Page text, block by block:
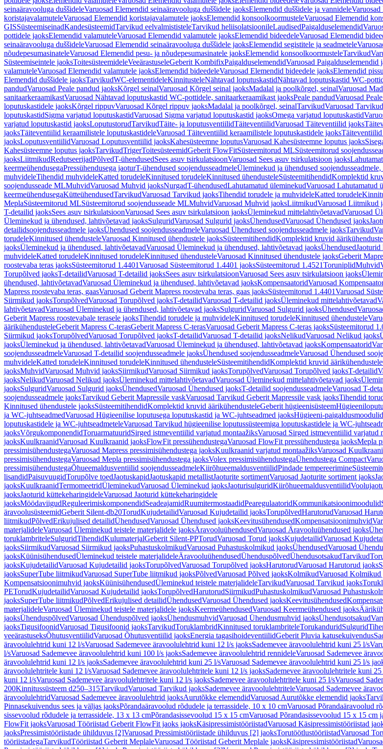
seinaäravooluga duššideleVaruosad Elemendid seinaäravooluga duššidele jaoksElemendid duššidele ja vannidele
koristajavalamuteleVaruosad Elemendid koristajavalamutele jaoksElemendid konsoolkoormusteleVaruosad Elemendid
GISSüsteemiseinadKandesüsteemidTarvikud eelvalmististeleTarvikud heliisolatsioonileLaudisedPaigalduselemendid
pottidele jaoksElemendid valamuteleVaruosad Elemendid valamutele jaoksElemendid bideedeleVaruosad Elemendid
seinaäravooluga duššideleVaruosad Elemendid seinaäravooluga duššidele jaoksElemendid segistitele ja seadmetele
nõudepesumasinateleVaruosad Elemendid pesu- ja nõudepesumasinatele jaoksElemendid konsoolkoormusteleTarvikud
Süsteemiseintele jaoksToitesüsteemideleVeeärastuseleGeberit KombifixPaigalduselemendidVaruosad Paigalduselemendid
valamuteleVaruosad Elemendid valamutele jaoksElemendid bideedeleVaruosad Elemendid bideedele jaoksElemendid
Elemendid duššidele jaoksTarvikudWC-elementideleKinnitusteleNähtavad loputuskastidNähtavad loputuskastid WC-
pandudVaruosad Peale pandud jaoksKõrgel seinalVaruosad Kõrgel seinal jaoksMadalal ja poolkõrgel, seinalVaruosad
sanitaarkeraamikastVaruosad Nähtavad loputuskastid WC-pottidele, sanitaarkeraamikast jaoksPeale pandudVaruosad
loputuskastidele jaoksKõrgel rippuvVaruosad Kõrgel rippuv jaoksMadalal ja poolkõrgel, seinalTarvikudVaruosad
loputuskastidSigma varjatud loputuskastidVaruosad Sigma varjatud loputuskastid jaoksOmega varjatud loputuskastid
varjatud loputuskastid jaoksLoputustorudTarvikudTäite- ja loputusventiilidTäiteventiilidVaruosad Täiteventiilid jaoks
jaoksTäiteventiilid keraamilistele loputuskastideleVaruosad Täiteventiilid keraamilistele loputuskastidele jaoksTäiteventiilid
jaoksLoputusventiilidVaruosad Loputusventiilid jaoksKahesüsteemne loputusVaruosad Kahesüsteemne loputus jaoks
Kahesüsteemne loputus jaoksTarvikudTrigerToitesüsteemidGeberit FlowFitSüsteemitorud MLSüsteemitorud
jaoksLiitmikudRedutseerijadPõlvedT-ühendusedSees asuv tsirkulatsioonVaruosad Sees asuv tsirkulatsioon jaoks
keermeühendusegaPressühendusega jaoturT-ühendused soojendusseadmeleÜleminekud ja ühendused
muhvideleTihendid muhvideleKatted torudeleKinnitused torudeleKinnitused ühendusteleSüsteemitihendidKomplektid
soojendusseade MLMuhvidVaruosad Muhvid jaoksNurgadT-ühendusedLahutamatud üleminekudVaruosad Lahutamatud
keermeühendusegaKütteühendusedTarvikudVaruosad Tarvikud jaoksTihendid torudele ja muhvideleKatted torudele
MeplaSüsteemitorud MLSüsteemitorud soojendusseade MLMuhvidVaruosad Muhvid jaoksLiitmikudVaruosad Liitmikud
T-detailid jaoksSees asuv tsirkulatsioonVaruosad Sees asuv tsirkulatsioon jaoksÜleminekud mittelahtivõetavadVaruosad
Üleminekud ja ühendused, lahtivõetavad jaoksSulguridVaruosad Sulgurid jaoksÜhendusedVaruosad Ühendused jaoks
detailidsoojendusseadmele jaoksÜhendused soojendusseadmeleVaruosad Ühendused soojendusseadmele jaoksTarvikud
torudeleKinnitused ühendusteleVaruosad Kinnitused ühendustele jaoksSüsteemitihendidKomplektid kruvid
jaoksÜleminekud ja ühendused, lahtivõetavadVaruosad Üleminekud ja ühendused, lahtivõetavad jaoksÜhendusedJaoturid
muhvideleKatted torudeleKinnitused torudeleKinnitused ühendusteleVaruosad Kinnitused ühendustele jaoksGeberit
roostevaba teras jaoksSüsteemitorud 1.4401Varuosad Süsteemitorud 1.4401 jaoksSüsteemitorud 1.4521ToruniplidMuhvid
Torupõlved jaoksT-detailidVaruosad T-detailid jaoksSees asuv tsirkulatsioonVaruosad Sees asuv tsirkulatsioon jaoks
ühendused, lahtivõetavadVaruosad Üleminekud ja ühendused, lahtivõetavad jaoksKompensaatoridVaruosad
Mapress roostevaba teras, gaasVaruosad Geberit Mapress roostevaba teras, gaas jaoksSüsteemitorud 1.4401Varuosad
Siirmikud jaoksTorupõlvedVaruosad Torupõlved jaoksT-detailidVaruosad T-detailid jaoksÜleminekud mittelahtivõetavad
lahtivõetavadVaruosad Üleminekud ja ühendused, lahtivõetavad jaoksSulguridVaruosad Sulgurid jaoksÜhendused
Geberit Mapress roostevabale terasele jaoksTihendid torudele ja muhvideleKinnitused torudeleKinnitused ühendustele
äärikühendusteleGeberit Mapress C-terasGeberit Mapress C-terasVaruosad Geberit Mapress C-teras jaoksSüsteemitorud
Siirmikud jaoksTorupõlvedVaruosad Torupõlved jaoksT-detailidVaruosad T-detailid jaoksNelikudVaruosad Nelikud jaoks
jaoksÜleminekud ja ühendused, lahtivõetavadVaruosad Üleminekud ja ühendused, lahtivõetavad jaoksKompensaatorid
soojendusseadmeleVaruosad T-detailid soojendusseadmele jaoksÜhendused soojendusseadmeleVaruosad Ühendused
muhvideleKatted torudeleKinnitused torudeleKinnitused ühendusteleSüsteemitihendidKomplektid kruvid äärikühendustele
jaoksMuhvidVaruosad Muhvid jaoksSiirmikudVaruosad Siirmikud jaoksTorupõlvedVaruosad Torupõlved jaoksT-detailid
jaoksNelikudVaruosad Nelikud jaoksÜleminekud mittelahtivõetavadVaruosad Üleminekud mittelahtivõetavad jaoks
jaoksSulguridVaruosad Sulgurid jaoksÜhendusedVaruosad Ühendused jaoksT-detailid soojendusseadmeleVaruosad T-
soojendusseadmele jaoksTarvikud Geberit Mapressile vaskVaruosad Tarvikud Geberit Mapressile vask jaoksTihendid
Kinnitused ühendustele jaoksSüsteemitihendidKomplektid kruvid äärikühendusteleGeberit hügieenisüsteem
ja WC-juhtseadmedVaruosad Hügieenilise loputusega loputuskastid ja WC-juhtseadmed jaoksHügieeni-paigaldusmoodulid
loputuskastidele ja WC-juhtseadmeteleVaruosad Tarvikud hügieenilise loputussüsteemiga loputuskastidele ja WC-
jaoksVõrgukomponendidToruarmatuuridSirged istmeventiilid varjatud montaažiksVaruosad Sirged istmeventiilid varjatud
jaoksKuulkraanidVaruosad Kuulkraanid jaoksFlowFit pressühendustegaVaruosad FlowFit pressühendustega jaoksMepla
pressimisühendustegaVaruosad Mapress pressimisühendustega jaoksKuulkraanid varjatud montaažiksVaruosad
pressimisühendustegaVaruosad Mepla pressimisühendustega jaoksVolex pressimisühendustegaÜhendustega Compact
pressimisühendustegaÕhueemaldusventiilid soojendusseadmeleKiirõhueemaldusventiilidPindade tempereerimine
lisandidPaisuvuugidTorupõlve toedJaotuskapidJaotuskapid metallistJaoturite sortimentVaruosad Jaoturite sortiment jaoks
jaoksKuulkraanidTermomeetridÜleminekudVaruosad Üleminekud jaoksJaoturisulguridKiirõhueemaldusventiilid
jaoksJaoturid küttekeharingideleVaruosad Jaoturid küttekeharingidele
jaoksMöödaviigudReguleerimiskomponendidSeadeajamidRuumitermostaadidPearegulaatoridKommunikatsioonimoodulid
äravoolusüsteemidGeberit Silent-db20TorudKujudetailidVaruosad Kujudetailid jaoksTorupõlvedHarutorudVaruosad
liitmikudPõlvedErikujulised detailidÜhendusedVaruosad Ühendused jaoksKeevitusühendusedKompensatsioonimuhvid
materjalideleVaruosad Üleminekud teistele materjalidele jaoksÄravooluühendusedVaruosad Äravooluühendused jaoks
toruklambriteleSulguridTihendidKulumaterjalGeberit Silent-PPTorudVaruosad Torud jaoksKujudetailidVaruosad
jaoksSiirmikudVaruosad Siirmikud jaoksPuhastuskolmikudVaruosad Puhastuskolmikud jaoksÜhendusedVaruosad
jaoksKüünisühendusedÜleminekud teistele materjalideleÄravooluühendusedÜhenduspõlvedÜhendusotsakudTarvikud
jaoksKujudetailidVaruosad Kujudetailid jaoksTorupõlvedVaruosad Torupõlved jaoksHarutorudVaruosad Harutorud jaoks
jaoksSuperTube liitmikudVaruosad SuperTube liitmikud jaoksPõlvedVaruosad Põlved jaoksKolmikudVaruosad Kolmikud
Kompensatsioonimuhvid jaoksKüünisühendusedÜleminekud teistele materjalideleTarvikudVaruosad Tarvikud jaoks
PETorudKujudetailidVaruosad Kujudetailid jaoksTorupõlvedHarutorudSiirmikudPuhastuskolmikudVaruosad
jaoksSuperTube liitmikudPõlvedErikujulised detailidÜhendusedVaruosad Ühendused jaoksKeevitusühendused
materjalideleVaruosad Üleminekud teistele materjalidele jaoksKeermeühendusedVaruosad Keermeühendused jaoks
jaoksÜhenduspõlvedVaruosad Ühenduspõlved jaoksÜhendusmuhvidVaruosad Ühendusmuhvid jaoksÜhendusotsakud
jaoksTigusifoonidVaruosad Tigusifoonid jaoksTarvikudToruklambridKinnitused toruklambriteleTorukanduridSulgurid
veeärastuseksÕhutusventiilidVaruosad Õhutusventiilid jaoksEnergia tagasihoideventiilidGeberit Pluvia katusekuivendus
äravoolulehtrid kuni 12 l/sVaruosad Sademevee äravoolulehtrid kuni 12 l/s jaoksSademevee äravoolulehtrid kuni 25 l/s
l/sVaruosad Sademevee äravoolulehtrid kuni 100 l/s jaoksSademevee äravoolulehtrid rennideleVaruosad Sademevee
äravoolulehtrid kuni 12 l/s jaoksSademevee äravoolulehtrid kuni 25 l/sVaruosad Sademevee äravoolulehtrid kuni 25 l/s
äravoolulehtritele kuni 12 l/sVaruosad Sademevee äravoolulehtritele kuni 12 l/s jaoksSademevee äravoolulehtritele kuni 25
kuni 12 l/sVaruosad Sademevee äravoolulehtritele kuni 12 l/s jaoksSademevee äravoolulehtritele kuni 25 l/sVaruosad
200Kinnitussüsteem d250–315TarvikudVaruosad Tarvikud jaoksSademevee äravoolulehtriteleVaruosad Sademevee
äravoolulehtridVaruosad Sademevee äravoolulehtrid jaoksAurutõkke elemendidVaruosad Aurutõkke elemendid jaoks
Pinnasekuivendus sees ja väljas jaoksPõrandaäravoolud rõdudele ja terrassidele, 10 x 10 cmVaruosad Põrandaäravoolud
sissevoolud rõdudele ja terrassidele, 13 x 13 cmPõrandasissevoolud 15 x 15 cmVaruosad Põrandasissevoolud 15 x 15 cm
FlowFit jaoksVaruosad Tööriistad Geberit FlowFit jaoks jaoksKäsipressimistööriistadVaruosad Käsipressimistööriistad
jaoksPressimistööriistade ühilduvus [2]Varuosad Pressimistööriistade ühilduvus [2] jaoksTorutöötlustööriistadVaruosad
tööriistadegaTarvikudTööriistad Geberit MeplaleVaruosad Tööriistad Geberit Meplale jaoksKäsipressimistööriistad